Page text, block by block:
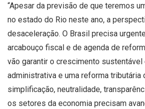
“Apesar da previsão de que teremos
no estado do Rio neste ano, a
desaceleração. O Brasil precisa
arcabouço fiscal e de agenda de
vão garantir o crescimento sustentável
administrativa e uma reforma tributária
simplificação, neutralidade,
os setores da economia precisam